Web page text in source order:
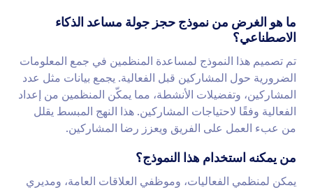
ما هو الغرض من نموذج حجز جولة مساعد الذكاء
الاصطناعي؟
تم تصميم هذا النموذج لمساعدة المنظمين في جمع المعلومات
الضرورية حول المشاركين قبل الفعالية. يجمع بيانات مثل عدد
المشاركين، وتفضيلات الأنشطة، مما يمكّن المنظمين من إعداد
الفعالية وفقًا لاحتياجات المشاركين. هذا النهج المبسط يقلل
من عبء العمل على الفريق ويعزز رضا المشاركين.
من يمكنه استخدام هذا النموذج؟
يمكن لمنظمي الفعاليات، وموظفي العلاقات العامة، ومديري